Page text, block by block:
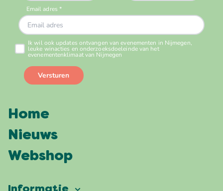
Home
Nieuws
Webshop